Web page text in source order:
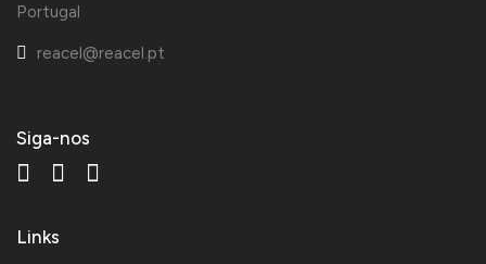
Portugal
reacel@reacel.pt
Siga-nos
Links